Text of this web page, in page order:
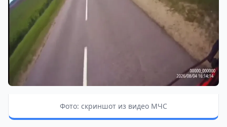
Фото: скриншот из видео МЧС